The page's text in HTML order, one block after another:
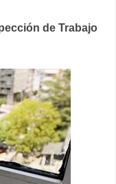
de Trabajo